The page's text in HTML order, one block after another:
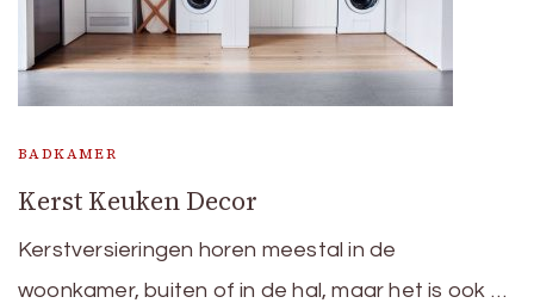
BADKAMER
Kerst Keuken Decor
Kerstversieringen horen meestal in de
woonkamer, buiten of in de hal, maar het is ook …